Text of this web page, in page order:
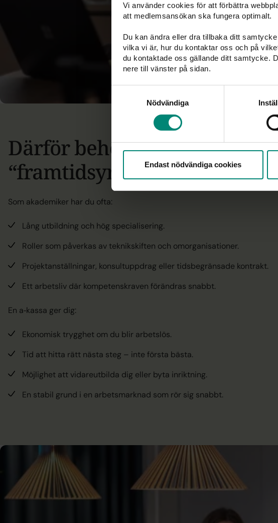
Vi använder cookies för att förbättra
att medlemsansökan ska fungera optimalt.
Du kan ändra eller dra tillbaka ditt
vilka vi är, hur du kontaktar oss och på
du kontaktade oss gällande ditt samtycke.
nere till vänster på sidan.
Nödvändiga
Endast nödvändiga cookies
Därför behöver du en
“framtidsyrke”
Som akademiker har du ofta:
Lång utbildning och hög specialisering.
Roller som påverkas av teknikskiften och omorganisationer.
Projektanställningar, konsultuppdrag eller tidsbegränsade kontrakt.
Ett arbetsliv där kompetenskraven förändras snabbt.
En a‑kassa ger dig:
Ekonomisk trygghet om du blir arbetslös.
Tid att hitta rätt nästa steg – inte första bästa.
Möjlighet att vidareutbilda dig eller byta inriktning.
En stabil grund i en arbetsmarknad som rör sig snabbt.
Akademikernas a‑kassa –
för dig med